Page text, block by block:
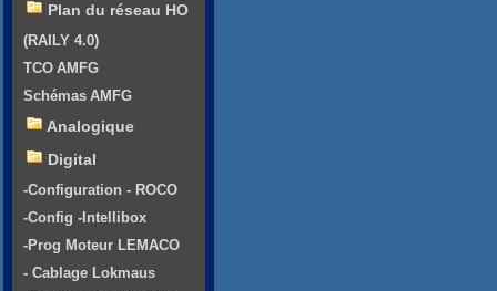
Plan du réseau HO
(RAILY 4.0)
TCO AMFG
Schémas AMFG
Analogique
Digital
-Configuration - ROCO
-Config -Intellibox
-Prog Moteur LEMACO
- Cablage Lokmaus